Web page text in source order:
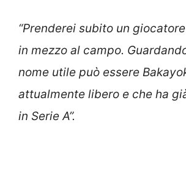
“Prenderei subito un
in mezzo al campo.
nome utile può essere
attualmente libero e che ha
in Serie A”.